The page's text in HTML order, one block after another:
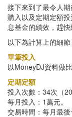
接下來到了最令人
購入以及定期定額
息基金的績效，趕快
以下為計算上的細節
單筆投入
以MoneyDJ資料做比
定期定額
投入次數：34次（
每月投入：1萬元。
交易時間：每月最後